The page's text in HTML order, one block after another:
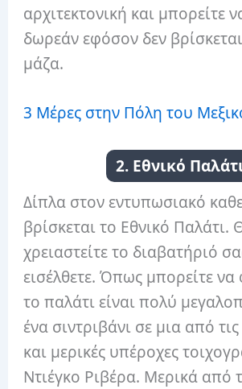
αρχιτεκτονική και μπορείτε
δωρεάν εφόσον δεν
μάζα.
3 Μέρες στην Πόλη του
2. Εθνικό
Δίπλα στον εντυπωσιακό
βρίσκεται το Εθνικό Παλάτι.
χρειαστείτε το διαβατήριό
εισέλθετε. Όπως μπορείτε να
το παλάτι είναι πολύ
ένα σιντριβάνι σε μια από
και μερικές υπέροχες
Ντιέγκο Ριβέρα. Μερικά από